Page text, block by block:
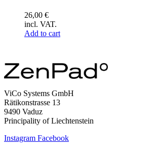
26,00 €
incl. VAT.
Add to cart
ViCo Systems GmbH
Rätikonstrasse 13
9490 Vaduz
Principality of Liechtenstein
Instagram Facebook